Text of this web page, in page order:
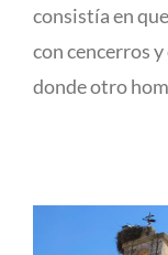
consistía en
con cencerros
donde otro